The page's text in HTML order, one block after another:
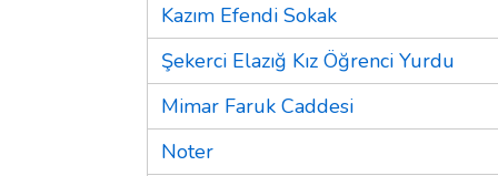
Kazım Efendi Sokak
Şekerci Elazığ Kız Öğrenci Yurdu
Mimar Faruk Caddesi
Noter